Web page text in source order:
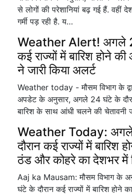
से लोगों की परेशानियां बढ़ गई हैं. वहीं
गर्मी पड़ रही है. य…
Weather Alert! अगले
कई राज्यों में बारिश होने
ने जारी किया अलर्ट
Weather today - मौसम विभाग के
अपडेट के अनुसार, अगले 24 घंटे के
बारिश के साथ आंधी चलने की चेतावनी
Weather Today:
दौरान कई राज्यों में बारिश
ठंड और कोहरे का देशभर में
Aaj ka Mausam: मौसम विभाग के
घंटे के दौरान कई राज्यों में बारिश होने